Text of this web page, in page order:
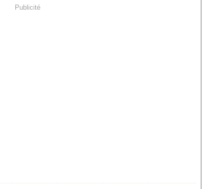
Publicité